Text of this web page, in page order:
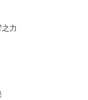
力